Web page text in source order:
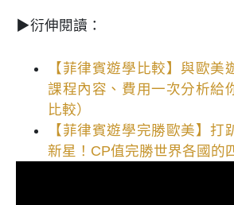
▶衍伸閱讀：
【菲律賓遊學比較】與歐美
課程內容、費用一次分析給
比較）
【菲律賓遊學完勝歐美】打
新星！CP值完勝世界各國的